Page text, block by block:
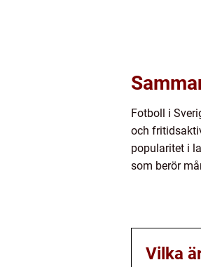
Fotboll i
och
popularitet i
som berör
Vilka